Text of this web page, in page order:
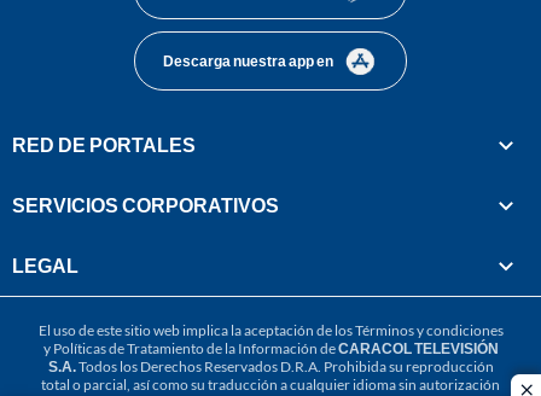
Descarga nuestra app en
RED DE PORTALES
SERVICIOS CORPORATIVOS
LEGAL
El uso de este sitio web implica la aceptación de losTérminos y condiciones
y Políticas de Tratamiento de la Información deCARACOL TELEVISIÓN
S.A.Todos los Derechos Reservados D.R.A. Prohibida su reproducción
total o parcial, así como su traducción a cualquier idioma sin autorización